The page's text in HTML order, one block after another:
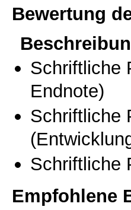
Bewertung
Schriftliche
Endnote)
Schriftliche
Schriftliche
Empfohlene